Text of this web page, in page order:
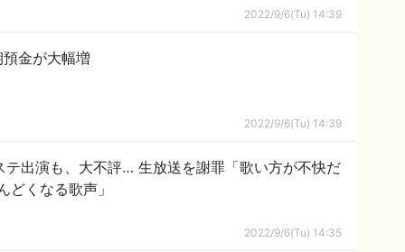
2022/9/6(Tu) 14:39
金が大幅増
2022/9/6(Tu) 14:39
テ出演も、大不評… 生放送を謝罪「歌い方が不快だ
どくなる歌声」
2022/9/6(Tu) 14:35